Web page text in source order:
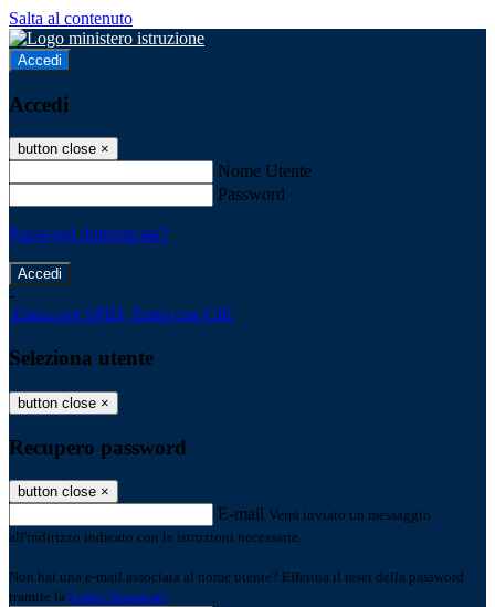
Salta al contenuto
Accedi
Accedi
button close ×
Nome Utente
Password
Password dimenticata?
-
Entra con SPID Entra con CIE
Seleziona utente
button close ×
Recupero password
button close ×
E-mail Verrà inviato un messaggio
all'indirizzo indicato con le istruzioni necessarie.
Non hai una e-mail associata al nome utente? Effettua il reset della password
tramite la Login Spaggiari